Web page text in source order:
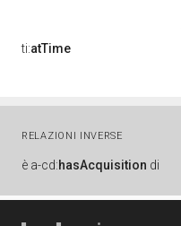
ti:atTime
RELAZIONI INVERSE
è a-cd:hasAcquisition di